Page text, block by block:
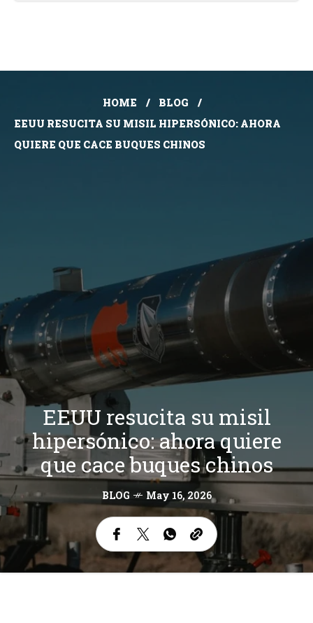
HOME
BLOG
EEUU RESUCITA SU MISIL HIPERSÓNICO: AHORA
QUIERE QUE CACE BUQUES CHINOS
EEUU resucita su misil
hipersónico: ahora quiere
que cace buques chinos
BLOG May 16, 2026